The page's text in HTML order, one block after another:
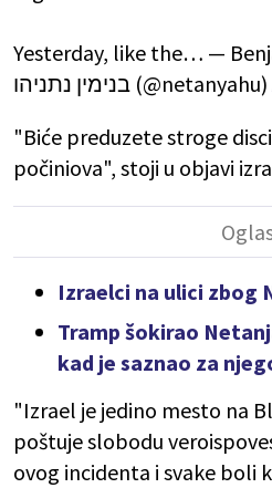
Yesterday, like the… —
בנימין נתניהו (@netanyahu)
"Biće preduzete stroge
počiniova", stoji u objavi
Izraelci na ulici zbog
Tramp šokirao
kad je saznao za
"Izrael je jedino mesto na
poštuje slobodu
ovog incidenta i svake boli